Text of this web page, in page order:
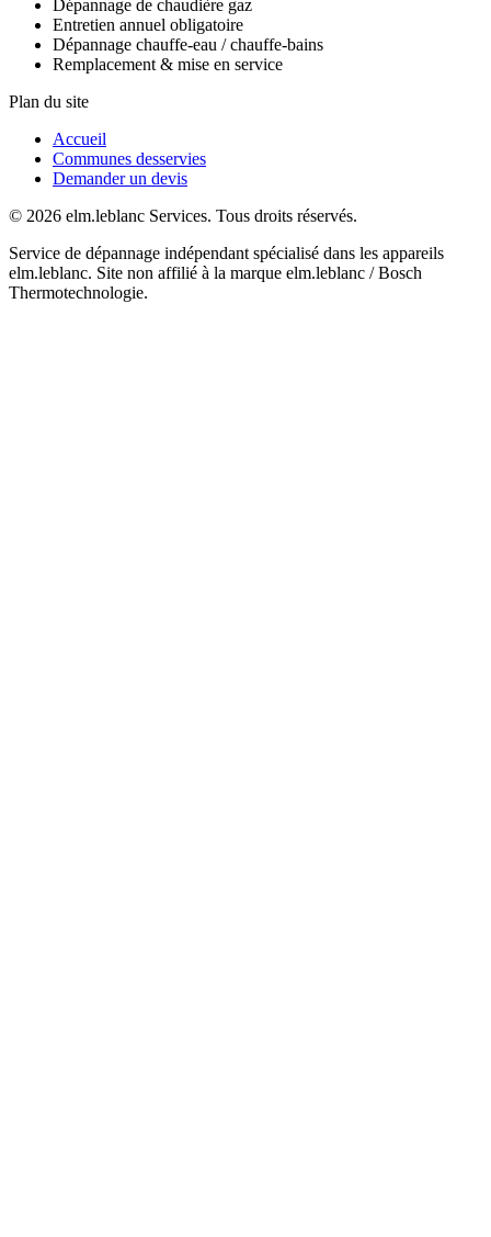
Dépannage de chaudière gaz
Entretien annuel obligatoire
Dépannage chauffe-eau / chauffe-bains
Remplacement & mise en service
Plan du site
Accueil
Communes desservies
Demander un devis
© 2026 elm.leblanc Services. Tous droits réservés.
Service de dépannage indépendant spécialisé dans les appareils
elm.leblanc. Site non affilié à la marque elm.leblanc / Bosch
Thermotechnologie.